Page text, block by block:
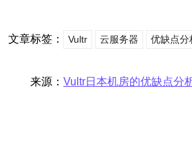
文章标签： Vultr 云服务器 优缺点分
来源： Vultr日本机房的优缺点分